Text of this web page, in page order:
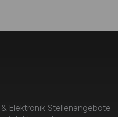
Elektronik Stellenangebote –